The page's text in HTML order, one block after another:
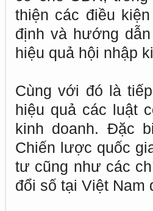
thiện các điều
định và hướng
hiệu quả hội nhập
Cùng với đó là
hiệu quả các luật
kinh doanh. Đặc
Chiến lược quốc
tư cũng như các
đổi số tại Việt Nam